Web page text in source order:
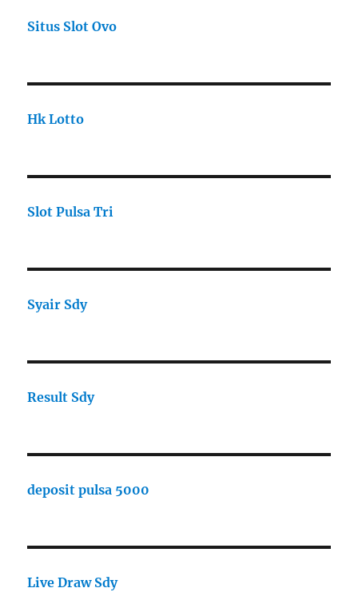
Situs Slot Ovo
Hk Lotto
Slot Pulsa Tri
Syair Sdy
Result Sdy
deposit pulsa 5000
Live Draw Sdy